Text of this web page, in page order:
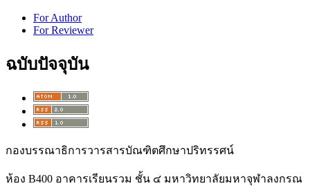
For Author
For Reviewer
ฉบับปัจจุบัน
กองบรรณาธิการวารสารบัณฑิตศึกษาปริทรรศน์
ห้อง B400 อาคารเรียนรวม ชั้น ๔ มหาวิทยาลัยมหาจุฬาลงกรณ